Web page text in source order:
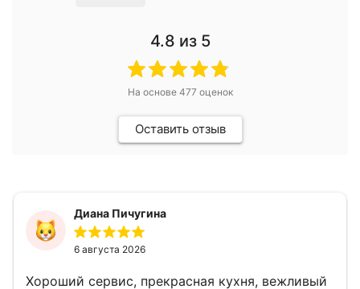
4.8 из 5
На основе 477 оценок
Оставить отзыв
Диана Пичугина
6 августа 2026
Хороший сервис, прекрасная кухня, вежливый